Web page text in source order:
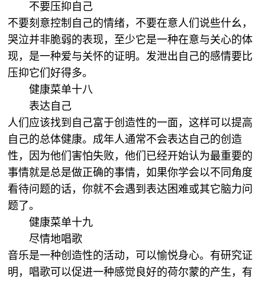
不要压抑自己
不要刻意控制自己的情绪，不要在意人们说些什幺，
哭泣并非脆弱的表现，至少它是一种在意与关心的体
现，是一种爱与关怀的证明。发泄出自己的感情要比
压抑它们好得多。
健康菜单十八
表达自己
人们应该找到自己富于创造性的一面，这样可以提高
自己的总体健康。成年人通常不会表达自己的创造
性，因为他们害怕失败，他们已经开始认为最重要的
事情就是总是做正确的事情，如果你学会以不同角度
看待问题的话，你就不会遇到表达困难或其它脑力问
题了。
健康菜单十九
尽情地唱歌
音乐是一种创造性的活动，可以愉悦身心。有研究证
明，唱歌可以促进一种感觉良好的荷尔蒙的产生，有